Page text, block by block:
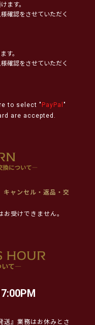
ます。
確認をさせていただく
す。
確認をさせていただく
to select " PayPal "
are accepted.
キャンセル・返品・交
受けできません。
送』業務はお休みとさ